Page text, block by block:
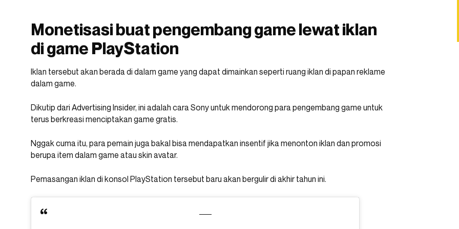
Monetisasi buat pengembang game lewat iklan
di game PlayStation
Iklan tersebut akan berada di dalam game yang dapat dimainkan seperti ruang iklan di papan reklame
dalam game.
Dikutip dari Advertising Insider, ini adalah cara Sony untuk mendorong para pengembang game untuk
terus berkreasi menciptakan game gratis.
Nggak cuma itu, para pemain juga bakal bisa mendapatkan insentif jika menonton iklan dan promosi
berupa item dalam game atau skin avatar.
Pemasangan iklan di konsol PlayStation tersebut baru akan bergulir di akhir tahun ini.